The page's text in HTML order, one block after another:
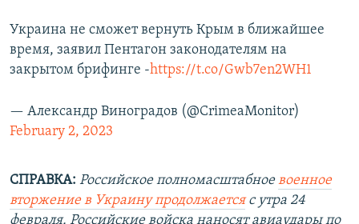
Украина не сможет вернуть Крым в ближайшее
время, заявил Пентагон законодателям на
закрытом брифинге -https://t.co/Gwb7en2WH1
— Александр Виноградов (@CrimeaMonitor)
February 2, 2023
СПРАВКА: Российское полномасштабноевоенное
вторжение в Украину продолжаетсяс утра 24
февраля. Российские войска наносят авиаудары по